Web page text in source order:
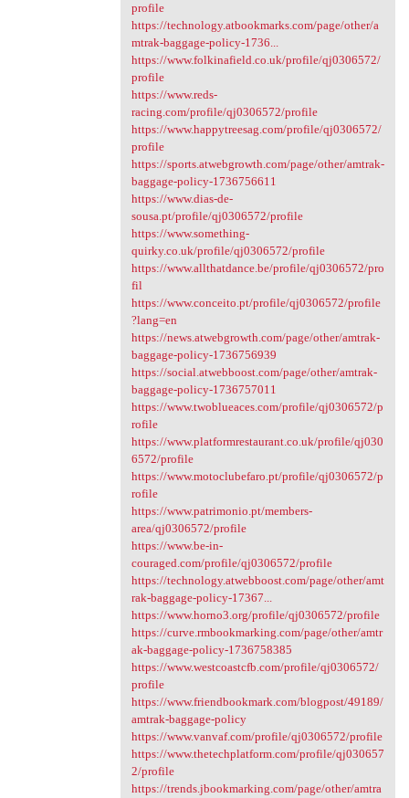
profile
https://technology.atbookmarks.com/page/other/a
mtrak-baggage-policy-1736...
https://www.folkinafield.co.uk/profile/qj0306572/
profile
https://www.reds-
racing.com/profile/qj0306572/profile
https://www.happytreesag.com/profile/qj0306572/
profile
https://sports.atwebgrowth.com/page/other/amtrak-
baggage-policy-1736756611
https://www.dias-de-
sousa.pt/profile/qj0306572/profile
https://www.something-
quirky.co.uk/profile/qj0306572/profile
https://www.allthatdance.be/profile/qj0306572/pro
fil
https://www.conceito.pt/profile/qj0306572/profile
?lang=en
https://news.atwebgrowth.com/page/other/amtrak-
baggage-policy-1736756939
https://social.atwebboost.com/page/other/amtrak-
baggage-policy-1736757011
https://www.twoblueaces.com/profile/qj0306572/p
rofile
https://www.platformrestaurant.co.uk/profile/qj030
6572/profile
https://www.motoclubefaro.pt/profile/qj0306572/p
rofile
https://www.patrimonio.pt/members-
area/qj0306572/profile
https://www.be-in-
couraged.com/profile/qj0306572/profile
https://technology.atwebboost.com/page/other/amt
rak-baggage-policy-17367...
https://www.horno3.org/profile/qj0306572/profile
https://curve.rmbookmarking.com/page/other/amtr
ak-baggage-policy-1736758385
https://www.westcoastcfb.com/profile/qj0306572/
profile
https://www.friendbookmark.com/blogpost/49189/
amtrak-baggage-policy
https://www.vanvaf.com/profile/qj0306572/profile
https://www.thetechplatform.com/profile/qj030657
2/profile
https://trends.jbookmarking.com/page/other/amtra